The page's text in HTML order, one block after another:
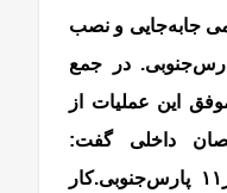
جابه‌‌‌‌‌‌جایی و نصب
طرح توسعه فاز۱۱ پارس‌جنوبی. در جمع
این عملیات از
داخلی گفت:
جابه‌‌‌‌‌‌جایی و نصب سکوی فاز‌۱۱ پارس‌جنوبی.کار